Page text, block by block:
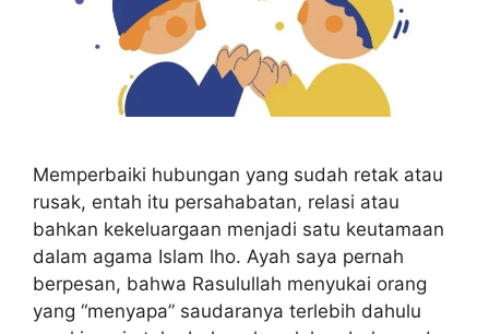
Memperbaiki hubungan yang sudah retak atau
rusak, entah itu persahabatan, relasi atau
bahkan kekeluargaan menjadi satu keutamaan
dalam agama Islam lho. Ayah saya pernah
berpesan, bahwa Rasulullah menyukai orang
yang “menyapa” saudaranya terlebih dahulu